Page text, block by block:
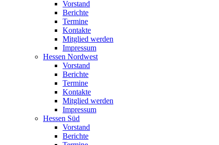
Vorstand
Berichte
Termine
Kontakte
Mitglied werden
Impressum
Hessen Nordwest
Vorstand
Berichte
Termine
Kontakte
Mitglied werden
Impressum
Hessen Süd
Vorstand
Berichte